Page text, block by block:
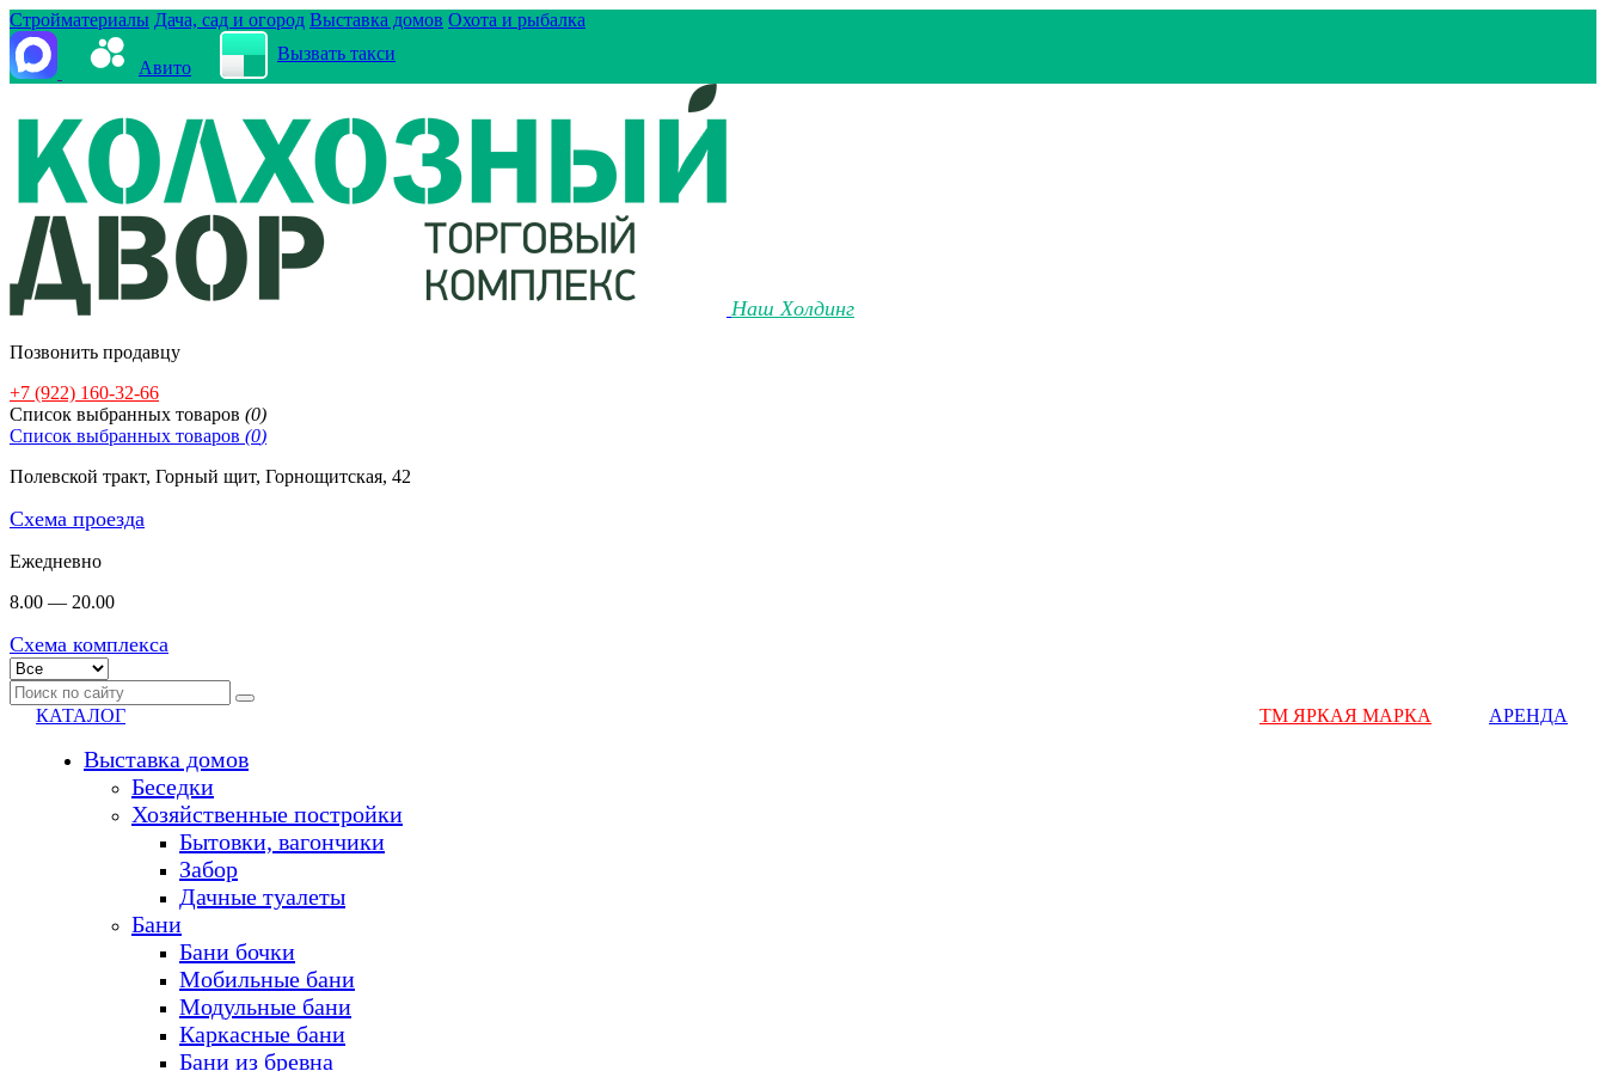
Стройматериалы Дача, сад и огород Выставка домов Охота и рыбалка
Авито
Вызвать такси
Наш Холдинг
Позвонить продавцу
+7 (922) 160-32-66
Cписок выбранных товаров (0)
Cписок выбранных товаров (0)
Полевской тракт, Горный щит, Горнощитская, 42
Схема проезда
Ежедневно
8.00 — 20.00
Схема комплекса
КАТАЛОГ
Выставка домов
Беседки
Хозяйственные постройки
Бытовки, вагончики
Забор
Дачные туалеты
Бани
Бани бочки
Мобильные бани
Модульные бани
Каркасные бани
Бани из бревна
ТМ ЯРКАЯ МАРКА АРЕНДА